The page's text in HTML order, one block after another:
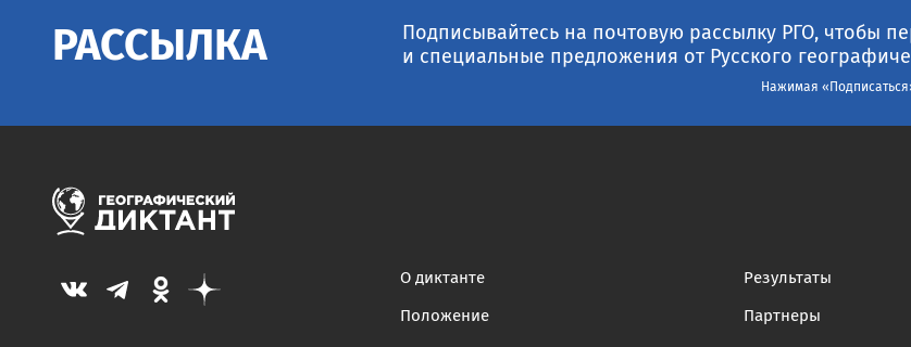
РАССЫЛКА
Подписывайтесь на почтовую рассылку РГО, чтобы
и специальные предложения от Русского
Нажимая
О диктанте
Положение
Результаты
Партнеры